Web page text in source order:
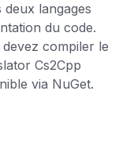
langages
du code.
compiler le
Cs2Cpp
via NuGet.